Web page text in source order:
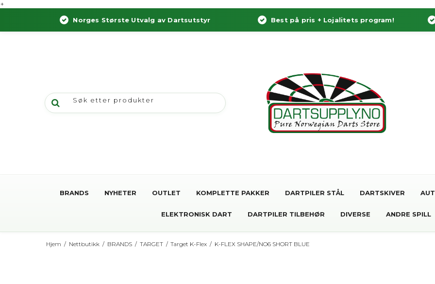
+
Norges Største Utvalg av Dartsutstyr Best på pris + Lojalitets program!
BRANDS NYHETER OUTLET KOMPLETTE PAKKER DARTPILER STÅL DARTSKIVER
ELEKTRONISK DART DARTPILER TILBEHØR DIVERSE ANDRE SPILL
Hjem / Nettbutikk / BRANDS / TARGET / Target K-Flex / K-FLEX SHAPE/NO6 SHORT BLUE